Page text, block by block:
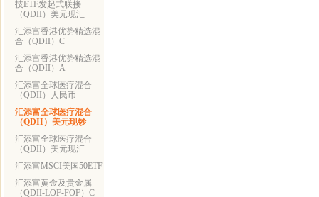
技ETF发起式联接
（QDII）美元现汇
汇添富香港优势精选混
合（QDII）C
汇添富香港优势精选混
合（QDII）A
汇添富全球医疗混合
（QDII）人民币
汇添富全球医疗混合
（QDII）美元现钞
汇添富全球医疗混合
（QDII）美元现汇
汇添富MSCI美国50ETF
汇添富黄金及贵金属
（QDII-LOF-FOF）C